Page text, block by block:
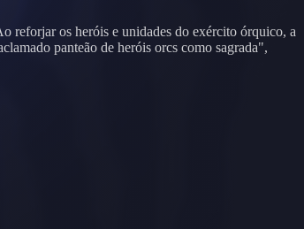
reforjar os heróis e unidades do exército órquico, a
panteão de heróis orcs como sagrada",